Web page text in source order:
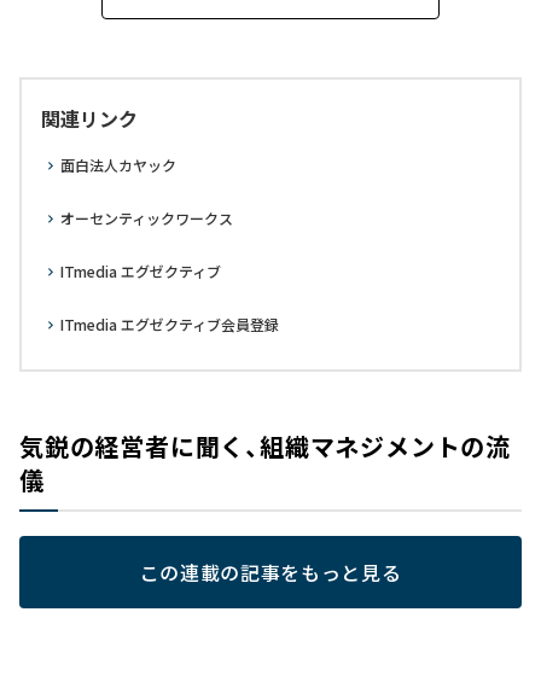
関連リンク
面白法人カヤック
オーセンティックワークス
ITmedia エグゼクティブ
ITmedia エグゼクティブ会員登録
気鋭の経営者に聞く、組織マネジメントの流
儀
この連載の記事をもっと見る